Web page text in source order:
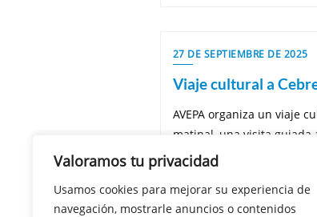
Valoramos tu privacidad
Usamos cookies para mejorar su experiencia de
navegación, mostrarle anuncios o contenidos
27 DE SEPTIEMBRE DE 2025
Viaje cultural a
AVEPA organiza un viaje
matinal, una visita guiada
Apostol y a la Ermita de
Sin categoría 31